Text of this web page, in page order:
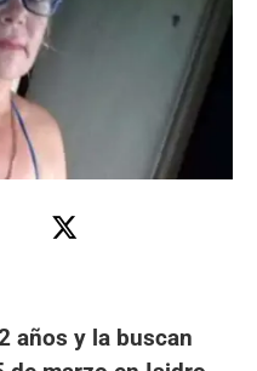
años y la buscan